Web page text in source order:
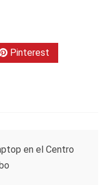
Pinterest
en el Centro